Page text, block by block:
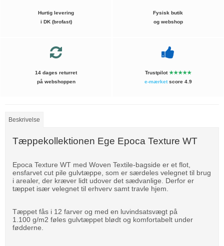
Hurtig levering
i DK (brofast)
Fysisk butik
og webshop
14 dages returret
på webshoppen
Trustpilot★★★★★
e-mærketscore 4.9
Beskrivelse
Tæppekollektionen Ege Epoca Texture WT
Epoca Texture WT med Woven Textile-bagside er et flot,
ensfarvet cut pile gulvtæppe, som er særdeles velegnet til brug
i arealer, der kræver lidt udover det sædvanlige. Derfor er
tæppet især velegnet til erhverv samt travle hjem.
Tæppet fås i 12 farver og med en luvindsatsvægt på
1.100 g/m2 føles gulvtæppet blødt og komfortabelt under
fødderne.